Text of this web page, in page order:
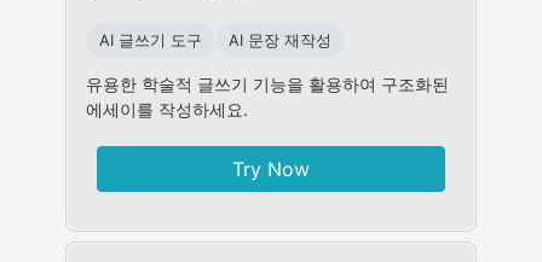
AI 글쓰기 도구 AI 문장 재작성
유용한 학술적 글쓰기 기능을 활용하여 구조화된
에세이를 작성하세요.
Try Now